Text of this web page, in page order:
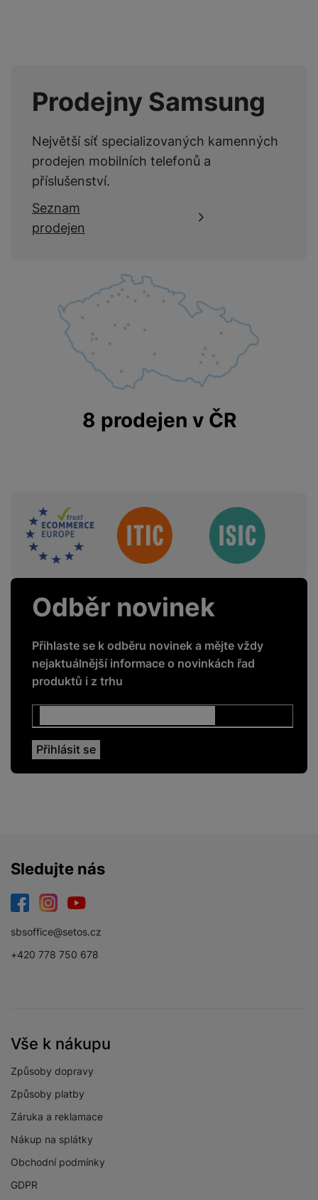
Prodejny Samsung
Největší síť specializovaných kamenných
prodejen mobilních telefonů a
příslušenství.
Seznam
prodejen
8 prodejen v ČR
Sdružení
Odběr novinek
Přihlaste se k odběru novinek a mějte vždy
nejaktuálnější informace o novinkách řad
produktů i z trhu
Sledujte nás
sbsoffice@setos.cz
+420 778 750 678
Vše k nákupu
Způsoby dopravy
Způsoby platby
Záruka a reklamace
Nákup na splátky
Obchodní podmínky
GDPR